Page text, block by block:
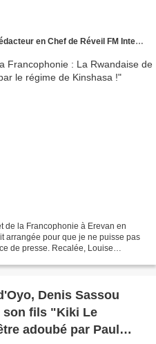
en Chef de Réveil FM International
de la Francophonie à Erevan en
arrangée pour que je ne puisse pas
de presse. Recalée, Louise
Denis Sassou
son fils "Kiki Le
adoubé par Paul